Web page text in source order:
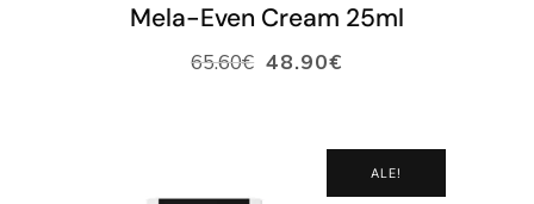
Mela-Even Cream 25ml
65.60€ 48.90€
ALE!